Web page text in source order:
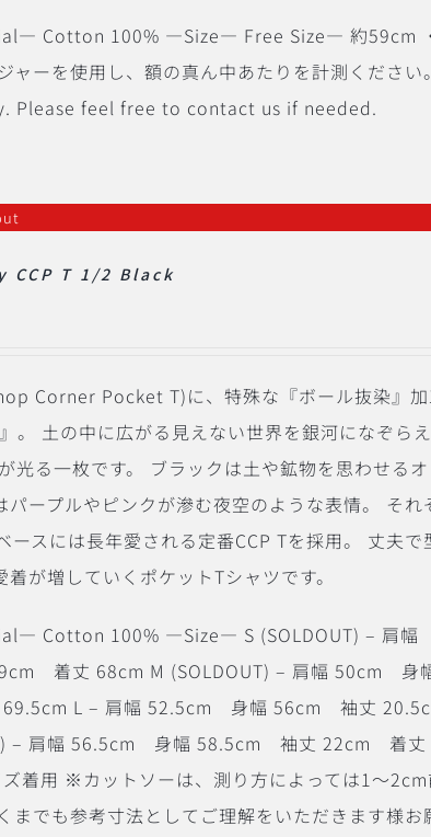
Cotton 100% ―Size― Free Size— 約59cm
ャーを使用し、額の真ん中あたりを計測ください。
Please feel free to contact us if needed.
CCP T 1/2 Black
Corner Pocket T)に、特殊な『ボール抜染』加
。 土の中に広がる見えない世界を銀河になぞらえ
光る一枚です。 ブラックは土や鉱物を思わせる
パープルやピンクが滲む夜空のような表情。 それ
スには長年愛される定番CCP Tを採用。 丈夫で
が増していくポケットTシャツです。
Cotton 100% ―Size― S (SOLDOUT) – 肩幅
着丈 68cm M (SOLDOUT) – 肩幅 50cm 身
L – 肩幅 52.5cm 身幅 56cm 袖丈
– 肩幅 56.5cm 身幅 58.5cm 袖丈 22cm 着丈
着用 ※カットソーは、測り方によっては1〜2cm
までも参考寸法としてご理解をいただきます様お